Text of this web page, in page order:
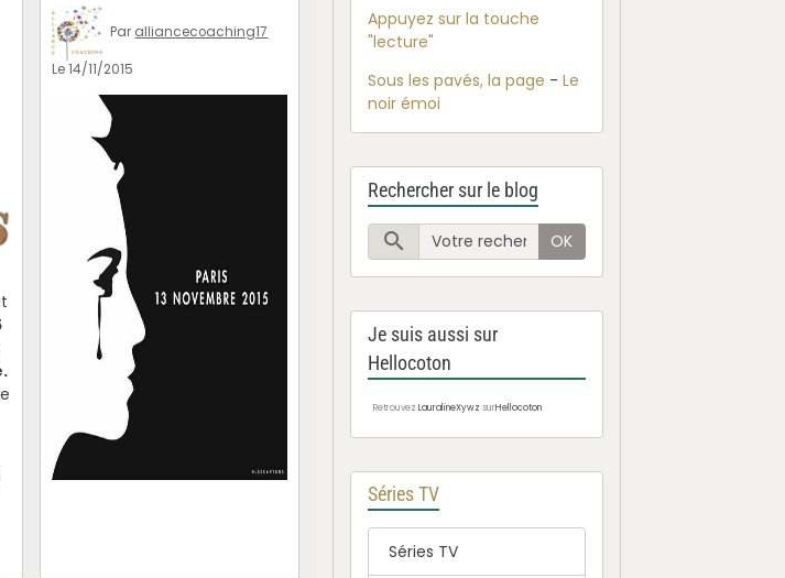
Par alliancecoaching17
Le 14/11/2015
Appuyez sur la touche
"lecture"
Sous les pavés, la page -Le
noir émoi
Rechercher sur le blog
OK
Je suis aussi sur
Hellocoton
RetrouvezLauralineXywz surHellocoton
Séries TV
Séries TV